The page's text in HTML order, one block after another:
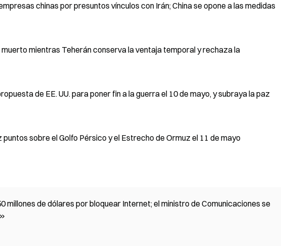
chinas por presuntos vínculos con Irán; China se opone a las medidas
muerto mientras Teherán conserva la ventaja temporal y rechaza la
de EE. UU. para poner fin a la guerra el 10 de mayo, y subraya la paz
sobre el Golfo Pérsico y el Estrecho de Ormuz el 11 de mayo
millones de dólares por bloquear Internet; el ministro de Comunicaciones se